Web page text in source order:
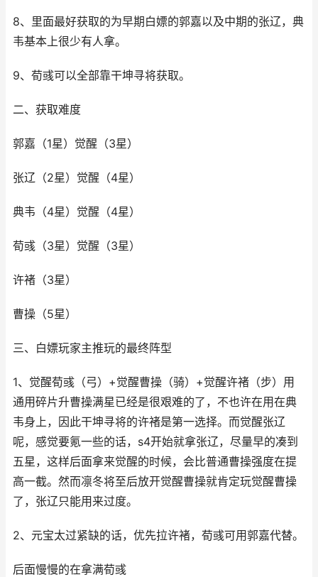
8、里面最好获取的为早期白嫖的郭嘉以及中期的张辽，典
韦基本上很少有人拿。
9、荀彧可以全部靠干坤寻将获取。
二、获取难度
郭嘉（1星）觉醒（3星）
张辽（2星）觉醒（4星）
典韦（4星）觉醒（4星）
荀彧（3星）觉醒（3星）
许褚（3星）
曹操（5星）
三、白嫖玩家主推玩的最终阵型
1、觉醒荀彧（弓）+觉醒曹操（骑）+觉醒许褚（步）用
通用碎片升曹操满星已经是很艰难的了，不也许在用在典
韦身上，因此干坤寻将的许褚是第一选择。而觉醒张辽
呢，感觉要氪一些的话，s4开始就拿张辽，尽量早的凑到
五星，这样后面拿来觉醒的时候，会比普通曹操强度在提
高一截。然而凛冬将至后放开觉醒曹操就肯定玩觉醒曹操
了，张辽只能用来过度。
2、元宝太过紧缺的话，优先拉许褚，荀彧可用郭嘉代替。
后面慢慢的在拿满荀彧